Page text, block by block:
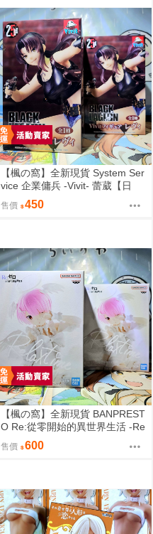
【楓の窩】全新現貨 System Ser
vice 企業傭兵 -Vivit- 蕾葳【日
版】
售價 450
【楓の窩】全新現貨 BANPREST
O Re:從零開始的異世界生活 -Re
lax time- 拉姆 甜蜜天使ver.【日
版】
售價 600